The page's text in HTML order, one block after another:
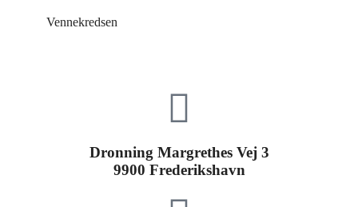
Vennekredsen
Dronning Margrethes Vej 3
9900 Frederikshavn